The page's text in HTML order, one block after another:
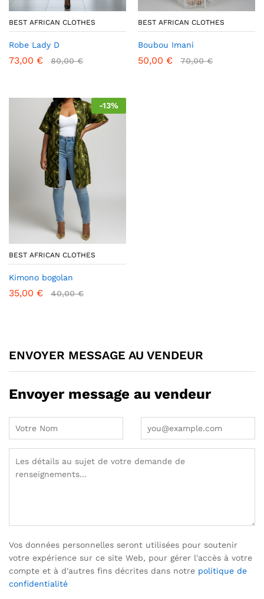
BEST AFRICAN CLOTHES
Robe Lady D
73,00 € 80,00€
BEST AFRICAN CLOTHES
Boubou Imani
50,00 € 70,00€
-13%
BEST AFRICAN CLOTHES
Kimono bogolan
35,00 € 40,00€
ENVOYER MESSAGE AU VENDEUR
Envoyer message au vendeur
Vos données personnelles seront utilisées pour soutenir
votre expérience sur ce site Web, pour gérer l'accès à votre
compte et à d'autres fins décrites dans notre politique de
confidentialité